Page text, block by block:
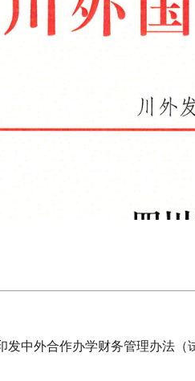
发中外合作办学财务管理办法（